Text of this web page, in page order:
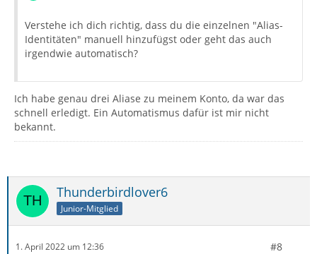
Verstehe ich dich richtig, dass du die einzelnen "Alias-
Identitäten" manuell hinzufügst oder geht das auch
irgendwie automatisch?
Ich habe genau drei Aliase zu meinem Konto, da war das
schnell erledigt. Ein Automatismus dafür ist mir nicht
bekannt.
Thunderbirdlover6
Junior-Mitglied
1. April 2022 um 12:36 #8